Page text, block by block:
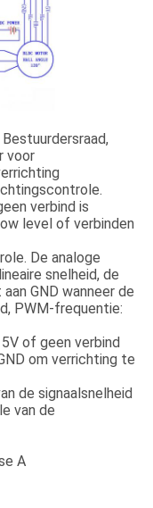
voor
verbind is
level of verbinden
De analoge
snelheid, de
GND wanneer de
PWM-frequentie:
of geen verbind
om verrichting te
de signaalsnelheid
van de
A